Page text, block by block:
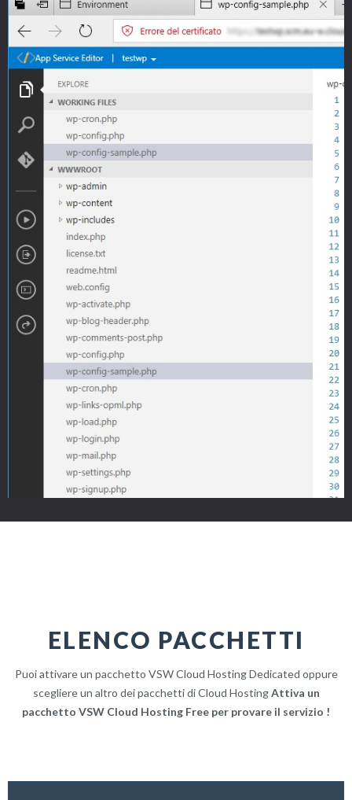
ELENCO PACCHETTI
Puoi attivare un pacchetto VSW Cloud Hosting Dedicated oppure
scegliere un altro dei pacchetti di Cloud HostingAttiva un
pacchetto VSW Cloud Hosting Free per provare il servizio !